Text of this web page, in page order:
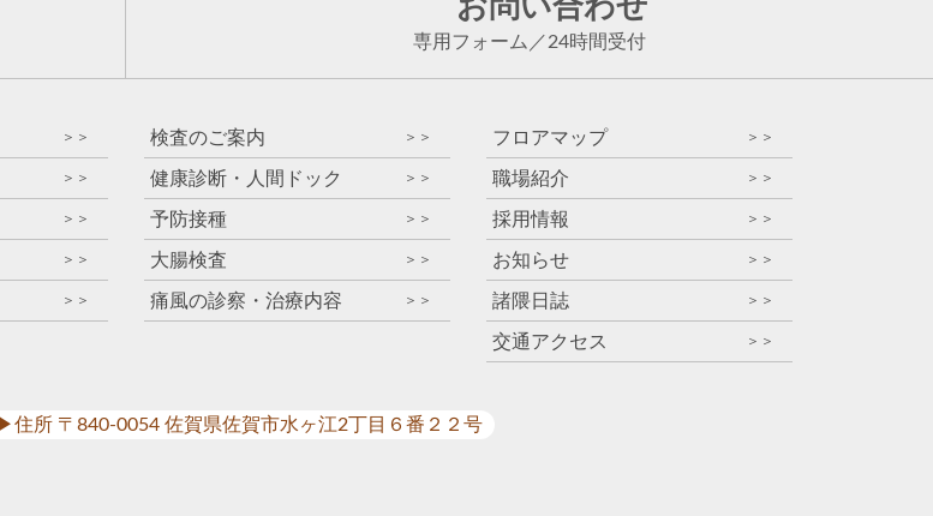
お問い合わせ
専用フォーム ／24時間受付
＞＞
＞＞
＞＞
＞＞
＞＞
検査のご案内 ＞＞
健康診断・人間ドック ＞＞
予防接種 ＞＞
大腸検査 ＞＞
痛風の診察・治療内容 ＞＞
フロアマップ ＞＞
職場紹介 ＞＞
採用情報 ＞＞
お知らせ ＞＞
諸隈日誌 ＞＞
交通アクセス ＞＞
▶︎住所 〒840-0054 佐賀県佐賀市水ヶ江2丁目６番２２号